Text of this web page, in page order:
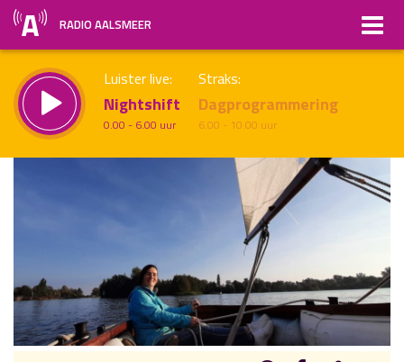
RADIO AALSMEER
Luister live:
Nightshift
0.00 - 6.00 uur
Straks:
Dagprogrammering
6.00 - 10.00 uur